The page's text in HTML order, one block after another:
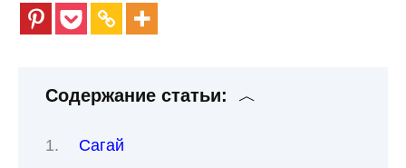
Содержание статьи:
Сагай